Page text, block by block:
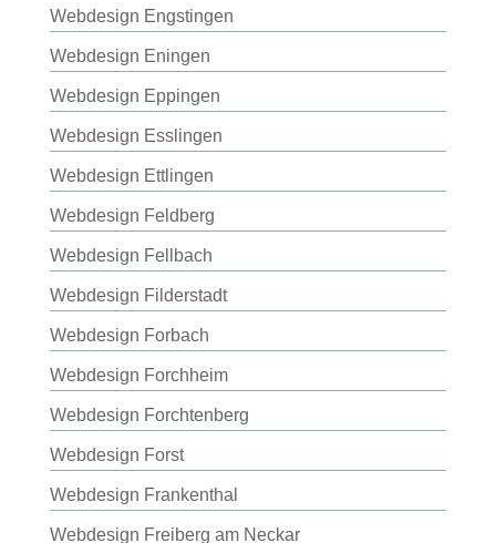
Webdesign Engstingen
Webdesign Eningen
Webdesign Eppingen
Webdesign Esslingen
Webdesign Ettlingen
Webdesign Feldberg
Webdesign Fellbach
Webdesign Filderstadt
Webdesign Forbach
Webdesign Forchheim
Webdesign Forchtenberg
Webdesign Forst
Webdesign Frankenthal
Webdesign Freiberg am Neckar